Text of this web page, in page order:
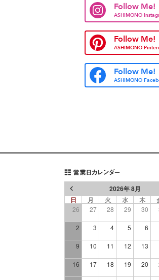
Follow Me!
ASHIMONO
Follow Me!
ASHIMONO
Follow Me!
ASHIMONO
営業日カレンダー
2026年 8月
日
月 火 水 木
26 27 28 29 30
2 3 4 5 6
9 10 11 12 13
16 17 18 19 20